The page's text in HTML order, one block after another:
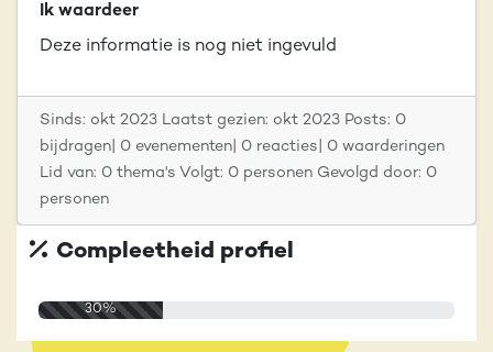
Ik waardeer
Deze informatie is nog niet ingevuld
Sinds: okt 2023 Laatst gezien: okt 2023 Posts: 0
bijdragen| 0 evenementen| 0 reacties| 0 waarderingen
Lid van: 0 thema's Volgt: 0 personen Gevolgd door: 0
personen
Compleetheid profiel
30%